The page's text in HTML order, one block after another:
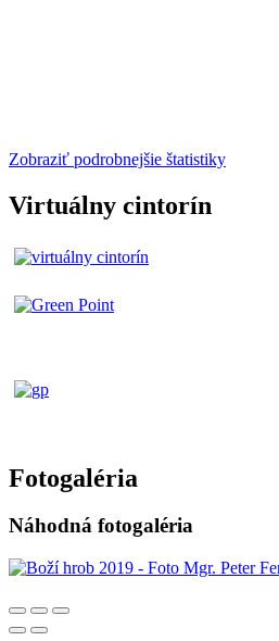
Zobraziť podrobnejšie štatistiky
Virtuálny cintorín
Fotogaléria
Náhodná fotogaléria